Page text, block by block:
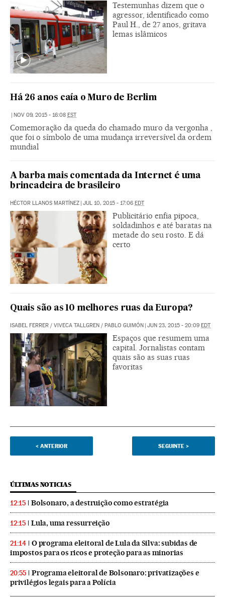
Testemunhas dizem que o
agressor, identificado como
Paul H., de 27 anos, gritava
lemas islâmicos
Há 26 anos caía o Muro de Berlim
NOV 09, 2015 - 16:08 EST
Comemoração da queda do chamado muro da vergonha ,
que foi o símbolo de uma mudança irreversível da ordem
mundial
A barba mais comentada da Internet é uma
brincadeira de brasileiro
HÉCTOR LLANOS MARTÍNEZ JUL 10, 2015 - 17:06 EDT
Publicitário enfia pipoca,
soldadinhos e até baratas na
metade do seu rosto. E dá
certo
Quais são as 10 melhores ruas da Europa?
ISABEL FERRER / VIVECA TALLGREN / PABLO GUIMÓN JUN 23, 2015 - 20:09 EDT
Espaços que resumem uma
capital. Jornalistas contam
quais são as suas ruas
favoritas
< ANTERIOR SEGUINTE >
ÚLTIMAS NOTICIAS
12:15 Bolsonaro, a destruição como estratégia
12:15 Lula, uma ressurreição
21:14
O programa eleitoral de Lula da Silva: subidas de
impostos para os ricos e proteção para as minorias
20:55
Programa eleitoral de Bolsonaro: privatizações e
privilégios legais para a Polícia